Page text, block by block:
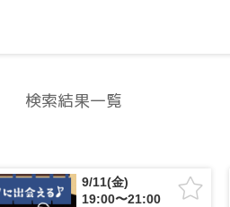
検索結果一覧
9/11(金)
19:00〜21:00